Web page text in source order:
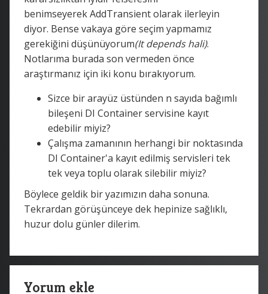
benimseyerek AddTransient olarak ilerleyin
diyor. Bense vakaya göre seçim yapmamız
gerekiğini düşünüyorum(It depends hali).
Notlarıma burada son vermeden önce
araştırmanız için iki konu bırakıyorum.
Sizce bir arayüz üstünden n sayıda bağımlı
bileşeni DI Container servisine kayıt
edebilir miyiz?
Çalışma zamanının herhangi bir noktasında
DI Container'a kayıt edilmiş servisleri tek
tek veya toplu olarak silebilir miyiz?
Böylece geldik bir yazımızın daha sonuna.
Tekrardan görüşünceye dek hepinize sağlıklı,
huzur dolu günler dilerim.
Yorum ekle